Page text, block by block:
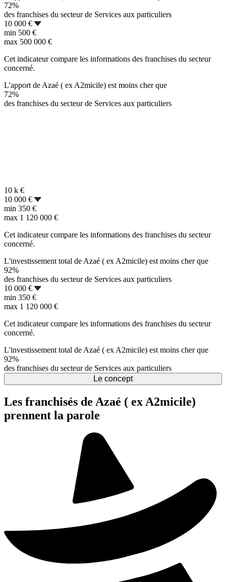
72%
des franchises du secteur de Services aux particuliers
10 000 €
min 500 €
max 500 000 €
Cet indicateur compare les informations des franchises du secteur
concerné.
L'apport de Azaé ( ex A2micile) est moins cher que
72%
des franchises du secteur de Services aux particuliers
10 k €
10 000 €
min 350 €
max 1 120 000 €
Cet indicateur compare les informations des franchises du secteur
concerné.
L'investissement total de Azaé ( ex A2micile) est moins cher que
92%
des franchises du secteur de Services aux particuliers
10 000 €
min 350 €
max 1 120 000 €
Cet indicateur compare les informations des franchises du secteur
concerné.
L'investissement total de Azaé ( ex A2micile) est moins cher que
92%
des franchises du secteur de Services aux particuliers
Le concept
Les franchisés de Azaé ( ex A2micile)
prennent la parole